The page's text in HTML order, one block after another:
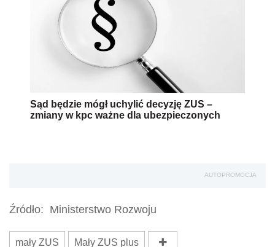
Sąd będzie mógł uchylić decyzję ZUS –
zmiany w kpc ważne dla ubezpieczonych
AUTOPROMOCJA
Źródło: Ministerstwo Rozwoju
mały ZUS Mały ZUS plus